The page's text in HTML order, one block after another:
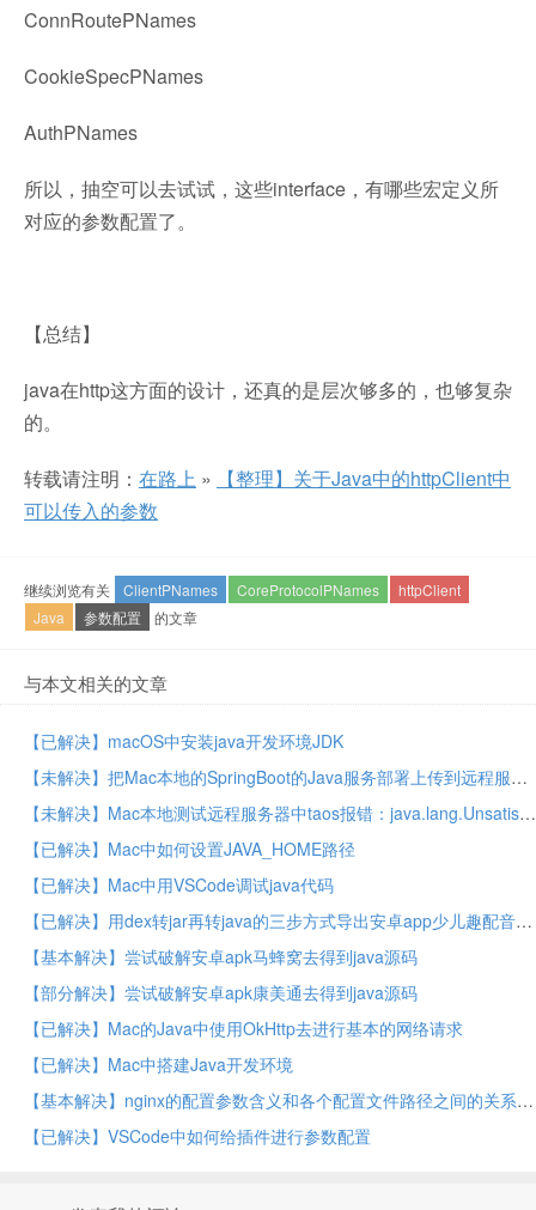
ConnRoutePNames
CookieSpecPNames
AuthPNames
所以，抽空可以去试试，这些interface，有哪些宏定义所
对应的参数配置了。
【总结】
java在http这方面的设计，还真的是层次够多的，也够复杂
的。
转载请注明： 在路上 »
【整理】关于Java中的httpClient中
可以传入的参数
继续浏览有关 ClientPNames CoreProtocolPNames
httpClient
Java
参数配置 的文章
与本文相关的文章
【已解决】macOS中安装java开发环境JDK
【未解决】把Mac本地的SpringBoot的Java服务部署上传到远程服务器CentOS中
【未解决】Mac本地测试远程服务器中taos报错：java.lang.UnsatisfiedLinkError no taos in java.library.path
【已解决】Mac中如何设置JAVA_HOME路径
【已解决】Mac中用VSCode调试java代码
【已解决】用dex转jar再转java的三步方式导出安卓app少儿趣配音的源码
【基本解决】尝试破解安卓apk马蜂窝去得到java源码
【部分解决】尝试破解安卓apk康美通去得到java源码
【已解决】Mac的Java中使用OkHttp去进行基本的网络请求
【已解决】Mac中搭建Java开发环境
【基本解决】nginx的配置参数含义和各个配置文件路径之间的关系
【已解决】VSCode中如何给插件进行参数配置